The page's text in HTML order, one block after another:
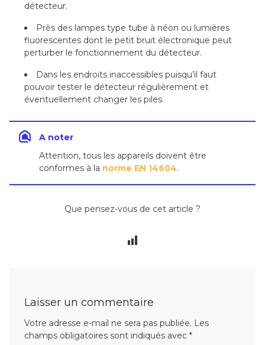
détecteur.
Près des lampes type tube à néon ou lumières
fluorescentes dont le petit bruit électronique peut
perturber le fonctionnement du détecteur.
Dans les endroits inaccessibles puisqu’il faut
pouvoir tester le détecteur régulièrement et
éventuellement changer les piles.
A noter
Attention, tous les appareils doivent être
conformes à la norme EN 14604.
Que pensez-vous de cet article ?
Laisser un commentaire
Votre adresse e-mail ne sera pas publiée. Les
champs obligatoires sont indiqués avec *